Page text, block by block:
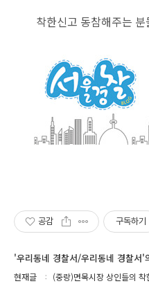
착한신고 동참해주는
공감 구독하기
'우리동네 경찰서/우리동네 경찰서'
현재글 (중랑)면목시장 상인들의